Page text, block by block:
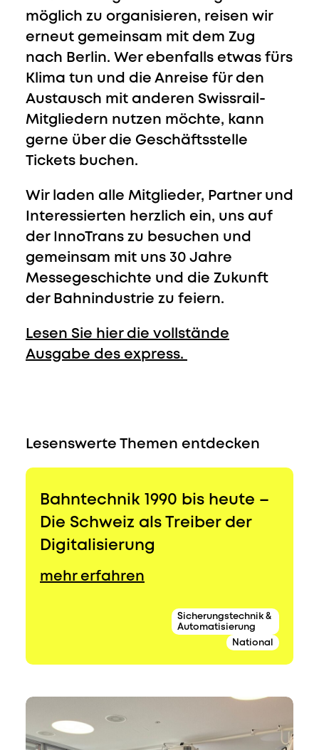
möglich zu organisieren, reisen wir
erneut gemeinsam mit dem Zug
nach Berlin. Wer ebenfalls etwas fürs
Klima tun und die Anreise für den
Austausch mit anderen Swissrail-
Mitgliedern nutzen möchte, kann
gerne über die Geschäftsstelle
Tickets buchen.
Wir laden alle Mitglieder, Partner und
Interessierten herzlich ein, uns auf
der InnoTrans zu besuchen und
gemeinsam mit uns 30 Jahre
Messegeschichte und die Zukunft
der Bahnindustrie zu feiern.
Lesen Sie hier die vollstände
Ausgabe des express.
Lesenswerte Themen entdecken
Bahntechnik 1990 bis heute –
Die Schweiz als Treiber der
Digitalisierung
mehr erfahren
Sicherungstechnik &
Automatisierung
National